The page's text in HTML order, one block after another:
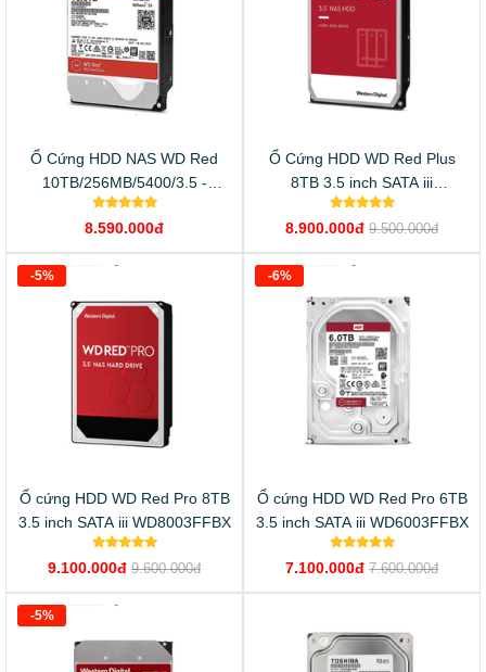
Ổ Cứng HDD NAS WD Red
10TB/256MB/5400/3.5 -
WD100EFAX
8.590.000đ
Ổ Cứng HDD WD Red Plus
8TB 3.5 inch SATA iii
WD80EFBX
8.900.000đ 9.500.000đ
Ổ cứng HDD WD Red Pro 8TB
3.5 inch SATA iii WD8003FFBX
9.100.000đ 9.600.000đ
-5%
Ổ cứng HDD WD Red Pro 6TB
3.5 inch SATA iii WD6003FFBX
7.100.000đ 7.600.000đ
-6%
-5%